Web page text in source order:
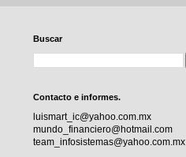
Buscar
Contacto e informes.
luismart_ic@yahoo.com.mx
mundo_financiero@hotmail.com
team_infosistemas@yahoo.com.mx